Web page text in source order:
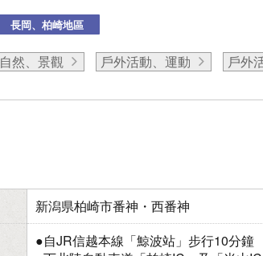
長岡、柏崎地區
自然、景觀 戶外活動、運動 戶外
新潟県柏崎市番神・西番神
●自JR信越本線「鯨波站」步行10分鐘